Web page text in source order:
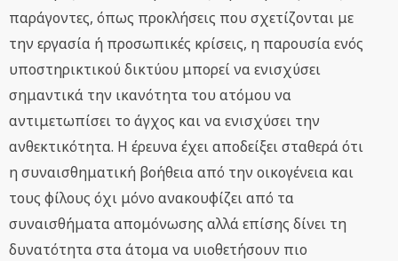
παράγοντες, όπως προκλήσεις που σχετίζονται με
την εργασία ή προσωπικές κρίσεις, η παρουσία ενός
υποστηρικτικού δικτύου μπορεί να ενισχύσει
σημαντικά την ικανότητα του ατόμου να
αντιμετωπίσει το άγχος και να ενισχύσει την
ανθεκτικότητα. Η έρευνα έχει αποδείξει σταθερά ότι
η συναισθηματική βοήθεια από την οικογένεια και
τους φίλους όχι μόνο ανακουφίζει από τα
συναισθήματα απομόνωσης αλλά επίσης δίνει τη
δυνατότητα στα άτομα να υιοθετήσουν πιο